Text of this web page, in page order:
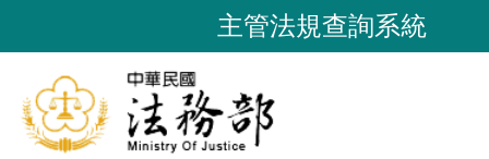
到
要
內
主管法規查詢系統